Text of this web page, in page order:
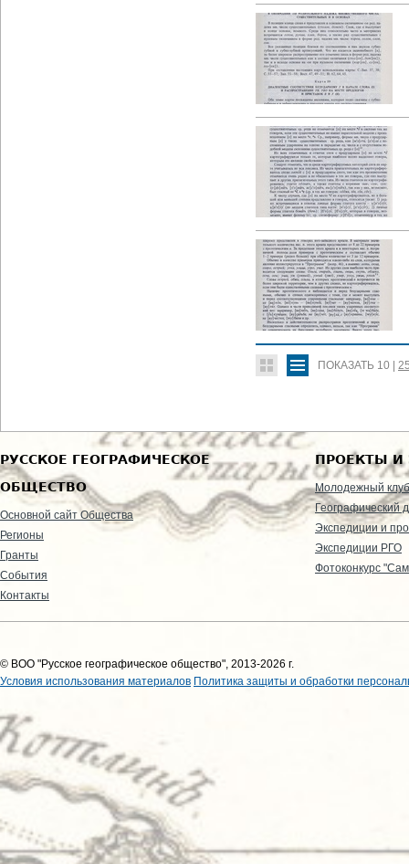
ПОКАЗАТЬ 10
РУССКОЕ ГЕОГРАФИЧЕСКОЕ
ОБЩЕСТВО
Основной сайт Общества
Регионы
Гранты
События
Контакты
ПРОЕКТЫ И
Молодежный клуб
Географический
Экспедиции и
Экспедиции РГО
Фотоконкурс
© ВОО "Русское географическое общество", 2013-2026 г.
Условия использования материалов Политика защиты и обработки